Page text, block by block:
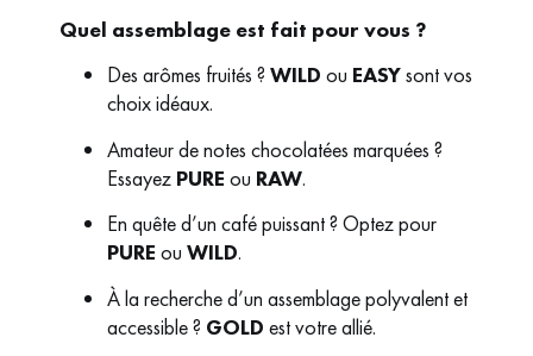
Quel assemblage est fait pour vous ?
Des arômes fruités ?WILD ou EASYsont vos
choix idéaux.
Amateur de notes chocolatées marquées ?
Essayez PURE ou RAW.
En quête d’un café puissant ? Optez pour
PURE ouWILD.
À la recherche d’un assemblage polyvalent et
accessible ? GOLD est votre allié.